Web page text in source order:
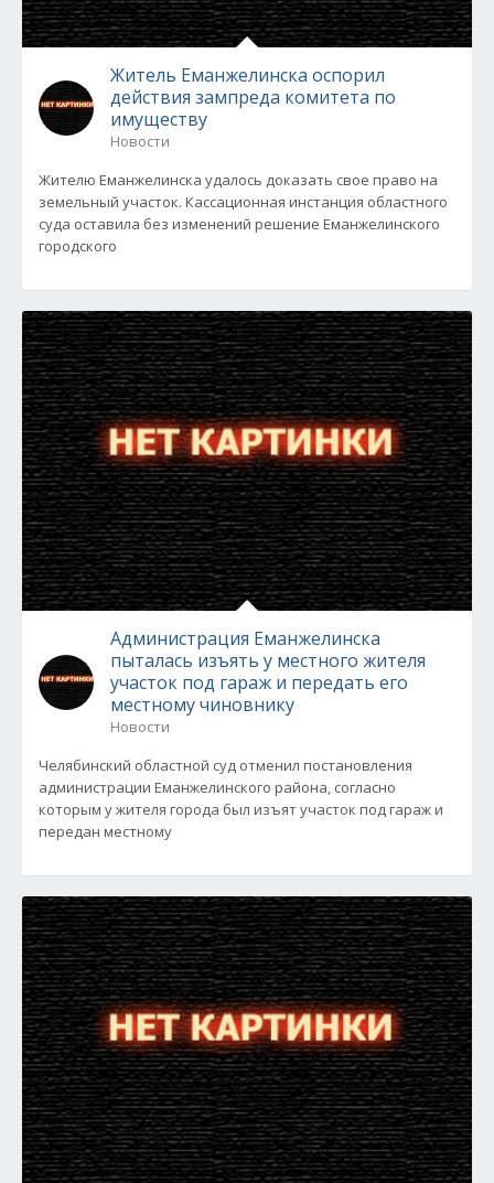
Житель Еманжелинска оспорил
действия зампреда комитета по
имуществу
Новости
Жителю Еманжелинска удалось доказать свое право на
земельный участок. Кассационная инстанция областного
суда оставила без изменений решение Еманжелинского
городского
Администрация Еманжелинска
пыталась изъять у местного жителя
участок под гараж и передать его
местному чиновнику
Новости
Челябинский областной суд отменил постановления
администрации Еманжелинского района, согласно
которым у жителя города был изъят участок под гараж и
передан местному